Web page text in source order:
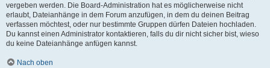
vergeben werden. Die Board-Administration hat es möglicherweise nicht
erlaubt, Dateianhänge in dem Forum anzufügen, in dem du deinen Beitrag
verfassen möchtest, oder nur bestimmte Gruppen dürfen Dateien hochladen.
Du kannst einen Administrator kontaktieren, falls du dir nicht sicher bist, wieso
du keine Dateianhänge anfügen kannst.
Nach oben